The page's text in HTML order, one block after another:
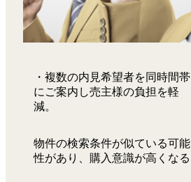
・複数の内見希望者を同時間帯
にご案内し売主様の負担を軽
減。
物件の検索条件が似ている可能
性があり、購入意識が高くなる